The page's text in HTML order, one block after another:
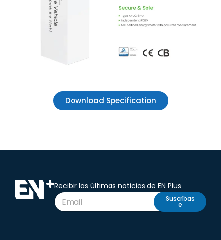
Download Specification
Recibir las últimas noticias de EN Plus
Suscríbas
e